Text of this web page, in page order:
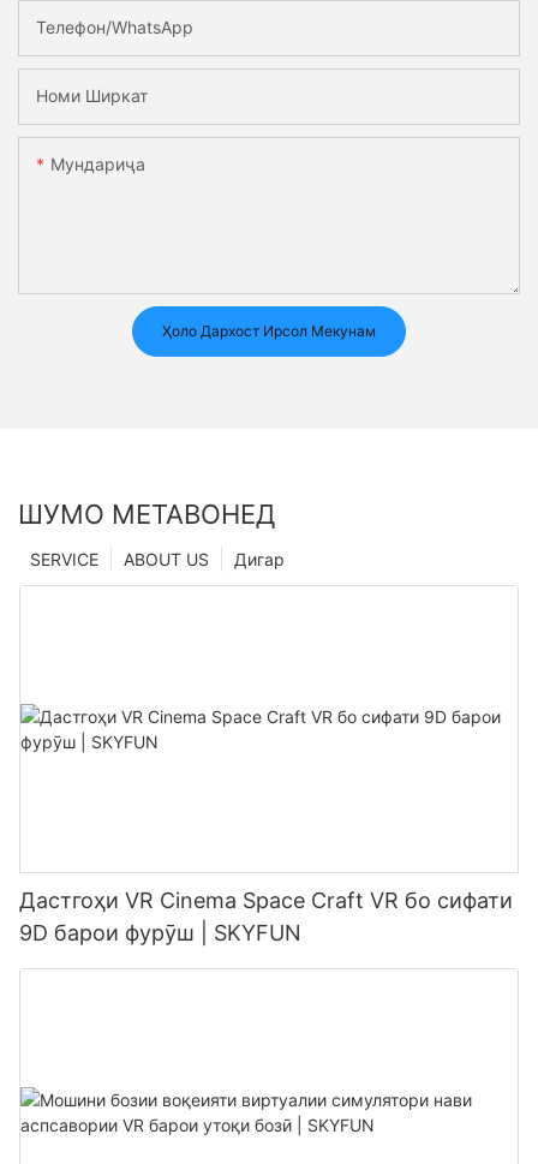
Телефон/whatsApp
Номи Ширкат
Мундариҷа
Ҳоло Дархост Ирсол Мекунам
ШУМО МЕТАВОНЕД
Дигар
ABOUT US
SERVICE
Дастгоҳи VR Cinema Space Craft VR бо сифати
9D барои фурӯш | SKYFUN